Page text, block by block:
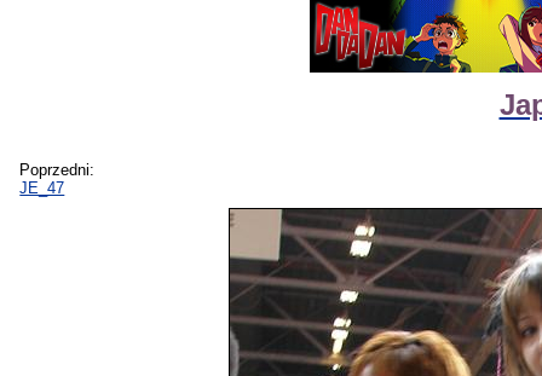
Poprzedni:
JE_47